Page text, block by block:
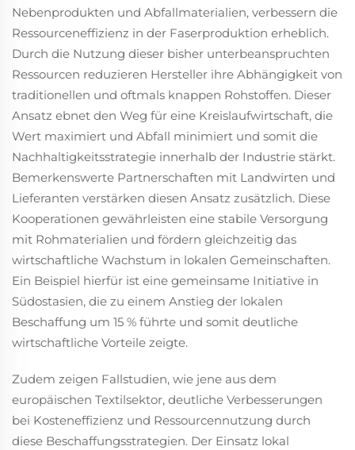
Nebenprodukten und Abfallmaterialien, verbessern die
Ressourceneffizienz in der Faserproduktion erheblich.
Durch die Nutzung dieser bisher unterbeanspruchten
Ressourcen reduzieren Hersteller ihre Abhängigkeit von
traditionellen und oftmals knappen Rohstoffen. Dieser
Ansatz ebnet den Weg für eine Kreislaufwirtschaft, die
Wert maximiert und Abfall minimiert und somit die
Nachhaltigkeitsstrategie innerhalb der Industrie stärkt.
Bemerkenswerte Partnerschaften mit Landwirten und
Lieferanten verstärken diesen Ansatz zusätzlich. Diese
Kooperationen gewährleisten eine stabile Versorgung
mit Rohmaterialien und fördern gleichzeitig das
wirtschaftliche Wachstum in lokalen Gemeinschaften.
Ein Beispiel hierfür ist eine gemeinsame Initiative in
Südostasien, die zu einem Anstieg der lokalen
Beschaffung um 15 % führte und somit deutliche
wirtschaftliche Vorteile zeigte.
Zudem zeigen Fallstudien, wie jene aus dem
europäischen Textilsektor, deutliche Verbesserungen
bei Kosteneffizienz und Ressourcennutzung durch
diese Beschaffungsstrategien. Der Einsatz lokal